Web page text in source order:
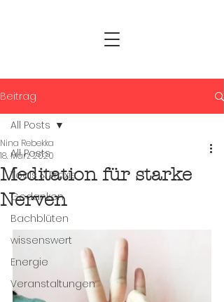
Beitrag
All Posts
Tools & Praxis
Gedanken
Bachblüten
wissenswert
Energie
Veranstaltungen
All Posts
Meditation für starke
Nerven
Nina Rebekka
18. März 2020